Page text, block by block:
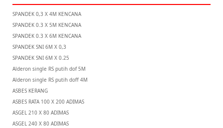
SPANDEK 0,3 X 4M KENCANA
SPANDEK 0.3 X 5M KENCANA
SPANDEK 0.3 X 6M KENCANA
SPANDEK SNI 6M X 0,3
SPANDEK SNI 6M X 0.25
Alderon single RS putih dof 5M
Alderon single RS putih doff 4M
ASBES KERANG
ASBES RATA 100 X 200 ADIMAS
ASGEL 210 X 80 ADIMAS
ASGEL 240 X 80 ADIMAS